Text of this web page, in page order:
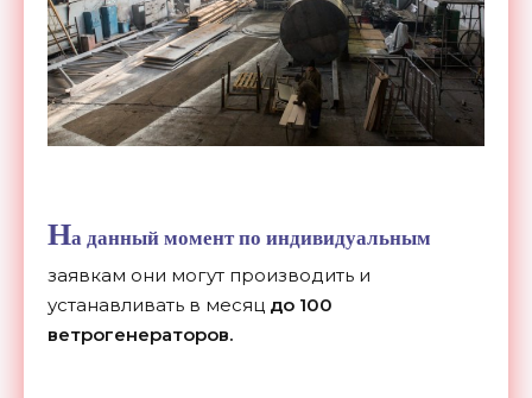
На данный момент по индивидуальным
заявкам они могут производить и
устанавливать в месяц до 100
ветрогенераторов.